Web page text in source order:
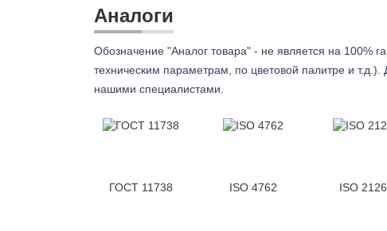
Аналоги
Обозначение "Аналог товара" - не является на 100%
техническим параметрам, по цветовой палитре и
нашими специалистами.
ГОСТ 11738 ISO 4762 ISO